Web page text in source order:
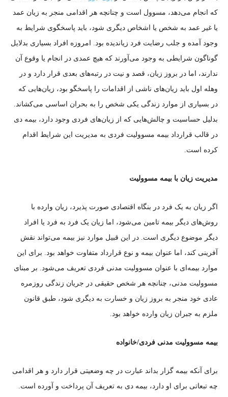
که انجام می‌دهد، مسوول است و چنانچه هر اقدامی منجر به زیان عمد
یا غیر عمد به شخص یا اشخاص دیگری شود، باید پاسخگوی شرایط به
وجود آمده و جلب رضایت فرد زیاندیده بود. امروزه افراد بسیاری بدلایل
گوناگون شرایطی به وجود می‌آورند که هیچ عمدی در انجام یا وقوع آن
ندارند، اما در بروز زیان، قصد و نیت در رتبه‌های بعدی قرار دارد و در
وهله اول باید زیان‌های ناشی از اقدامات را پاسخگو بود، زیان‌هایی که
در بسیاری از موارد زندگی یکی شخص را به بحران اساسی می‌کشاند.
بدلیل حساسیت و چالش‌هایی که از زیان‌های فردی وجود دارد، بیمه دی
در قالب قرارداد بیمه مسوولیت فردی به مدیریت این شرایط اقدام
کرده است.
مدیریت زیان با بیمه مسوولیت
اگر زیان به یک فرد در بنگاه اقتصادی صورت پذیرد، زیان وارده با
روش‌های دیگر بیمه تامین می‌شود، اما زیان یک فرد به فرد یا افراد
دیگر موضوع دیگری است. در این قبیل موارد نیز بیمه می‌تواند نقش
آفرینی کند، اما عنوان بیمه و نوع قرارداد متفاوت خواهد بود. برای این
موارد بیمه‌ای با عنوان مسوولیت مدنی فردی تعریف می‌شود. بر مبنای
مسوولیت مدنی، چنانچه هر شخص حقیقی در جریان زندگی روزمره
عادی خود منجر به بروز زیان و خسارت به دیگری شود، طبق قانون
ملزم به جبران زیان وارده خواهد بود.
بیمه مسوولیت مدنی فردی/خانواده
برای آنکه بیمه گزار بداند عبارت در چه وضعیتی قرار دارد و هر اقدامی
چه تبعاتی برای او دارد، بیمه دی به تعریف آن پرداخت و آورده است.